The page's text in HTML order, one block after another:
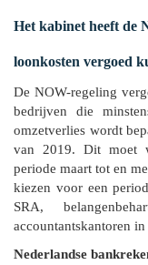
Het kabinet heeft de
loonkosten vergoed
De NOW-regeling
bedrijven die
omzetverlies wordt
van 2019. Dit moet
periode maart tot en
kiezen voor een
SRA,
accountantskantoren
Nederlandse